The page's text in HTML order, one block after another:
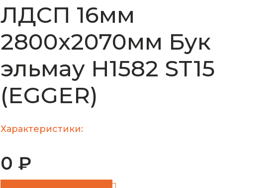
ЛДСП 16мм
2800х2070мм Бук
эльмау H1582 ST15
(EGGER)
Характеристики:
0 ₽